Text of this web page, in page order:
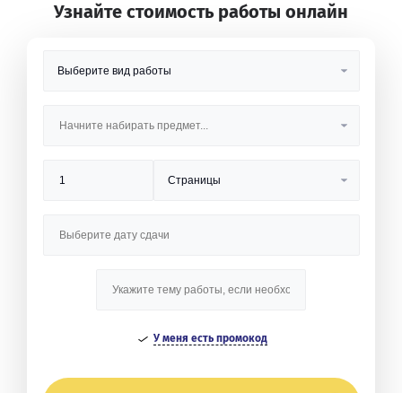
Узнайте стоимость работы онлайн
У меня есть промокод